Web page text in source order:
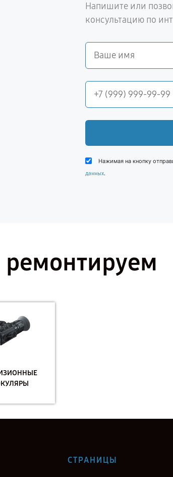
Напишите или
консультацию по
Нажимая на кнопку
данных.
СТРАНИЦЫ